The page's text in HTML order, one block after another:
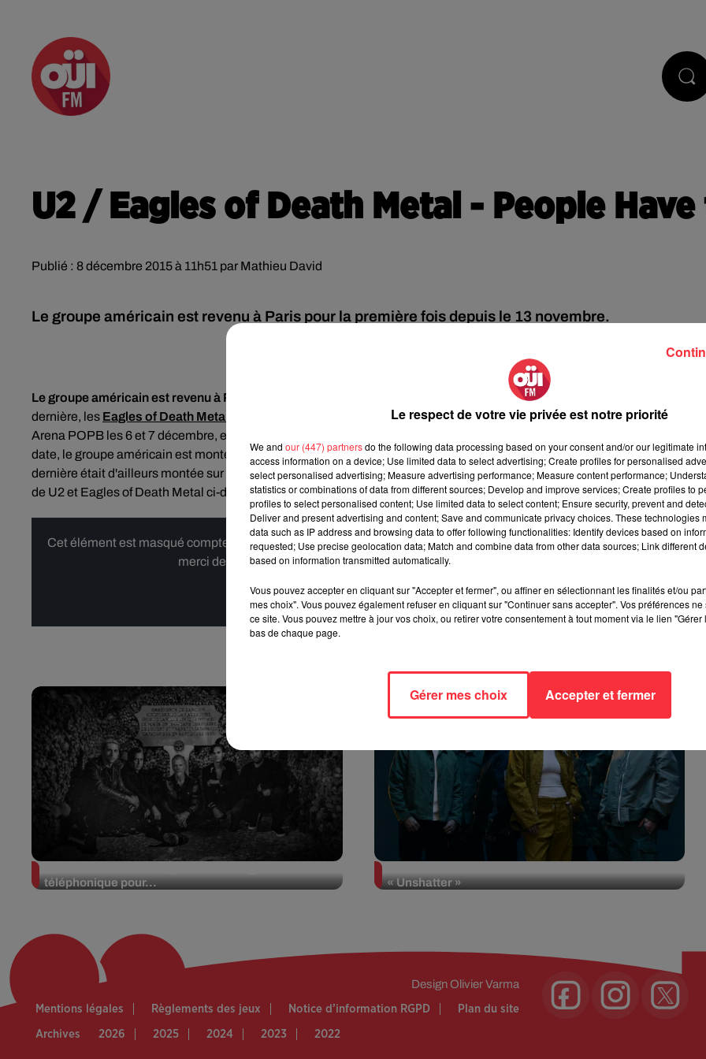
U2 / Eagles of Death Metal - People
Publié : 8 décembre 2015 à 11h51 par Mathieu David
Le groupe américain est revenu à Paris pour la première fois depuis le 13 novembre.
Le groupe américain est revenu à Paris pour la première fois depuis le 13 novembre.
Comme annoncé la semaine
dernière, les Eagles of Death Metal ont fait leur retour à Paris avecU2. Les Irlandais ont donné deux concerts à
Arena POPB les 6 et 7 décembre, en report de leurs spectacles annulés suite aux attentats au Bataclan. Lors de la seconde
date, le groupe américain est monté sur scène pour interpréter avec U2People Have the PowerdePatti Smith. Cette
dernière était d'ailleurs montée sur cette même scène le 6 décembre pour interpréter ce titre. Vous pouvez visionner la
de U2 et Eagles of Death Metal ci-dessous :
Cet élément est masqué compte-tenu du refus du dépôt de cookies que vous avez exprimé. Si vous souhaitez l'afficher,
merci de nous donner votre accord en cliquant sur le bouton ci-dessous.
Afficher l'élément
téléphonique pour...
« Unshatter »
Design Olivier Varma
Mentions légales Règlements des jeux Notice d’information RGPD Plan du site
Archives 2026 2025 2024 2023 2022
Le respect de votre vie privée est notre priorité
We and our (447) partnersdo the following data processing based on your consent and/or our legitimate
access information on a device; Use limited data to select advertising; Create profiles for personalised
select personalised advertising; Measure advertising performance; Measure content performance;
statistics or combinations of data from different sources; Develop and improve services; Create profiles to
profiles to select personalised content; Use limited data to select content; Ensure security, prevent and
Deliver and present advertising and content; Save and communicate privacy choices. These technologies
data such as IP address and browsing data to offer following functionalities: Identify devices based on
requested; Use precise geolocation data; Match and combine data from other data sources; Link different
based on information transmitted automatically.
Vous pouvez accepter en cliquant sur "Accepter et fermer", ou affiner en sélectionnant les finalités et/ou
mes choix". Vous pouvez également refuser en cliquant sur "Continuer sans accepter". Vos préférences
ce site. Vous pouvez mettre à jour vos choix, ou retirer votre consentement à tout moment via le lien
bas de chaque page.
Gérer mes choix Accepter et fermer